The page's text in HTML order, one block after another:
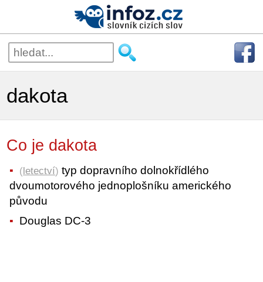
dakota
Co je dakota
(letectví) typ dopravního dolnokřídlého
dvoumotorového jednoplošníku amerického
původu
Douglas DC-3